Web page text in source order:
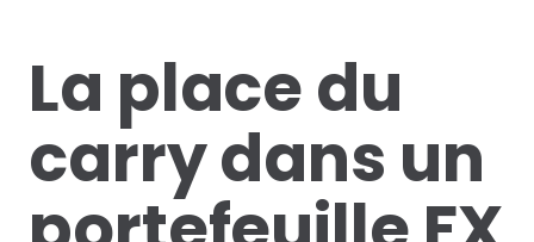
La place du
carry dans un